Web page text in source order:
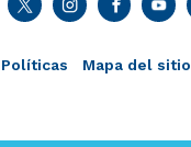
Políticas Mapa del sitio